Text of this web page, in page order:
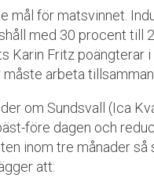
mål för matsvinnet.
med 30 procent till
Karin Fritz poängterar
arbeta
om Sundsvall (Ica
före dagen och
inom tre månader så
att: